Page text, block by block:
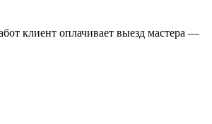
клиент оплачивает выезд мастера —